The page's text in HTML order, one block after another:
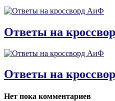
Ответы на
Ответы на
Нет пока комментариев